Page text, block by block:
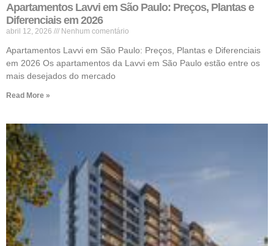
Apartamentos Lavvi em São Paulo: Preços, Plantas e
Diferenciais em 2026
abril 12, 2026 Nenhum comentário
Apartamentos Lavvi em São Paulo: Preços, Plantas e Diferenciais
em 2026 Os apartamentos da Lavvi em São Paulo estão entre os
mais desejados do mercado
Read More »